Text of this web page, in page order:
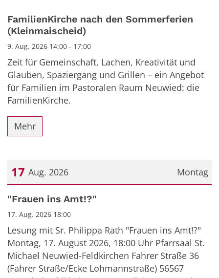
FamilienKirche nach den Sommerferien
(Kleinmaischeid)
9. Aug. 2026 14:00 - 17:00
Zeit für Gemeinschaft, Lachen, Kreativität und
Glauben, Spaziergang und Grillen – ein Angebot
für Familien im Pastoralen Raum Neuwied: die
FamilienKirche.
Mehr
Montag
17 Aug. 2026
Datum: 17. August 2026
"Frauen ins Amt!?"
17. Aug. 2026 18:00
Lesung mit Sr. Philippa Rath "Frauen ins Amt!?"
Montag, 17. August 2026, 18:00 Uhr Pfarrsaal St.
Michael Neuwied-Feldkirchen Fahrer Straße 36
(Fahrer Straße/Ecke Lohmannstraße) 56567